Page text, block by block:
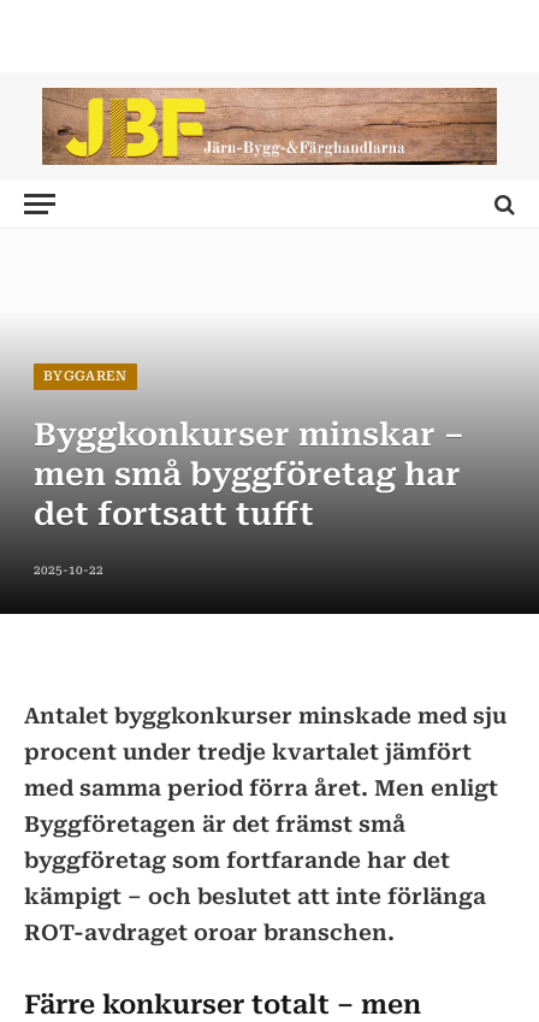
BYGGAREN
Byggkonkurser minskar –
men små byggföretag har
det fortsatt tufft
2025-10-22
Antalet byggkonkurser minskade med sju
procent under tredje kvartalet jämfört
med samma period förra året. Men enligt
Byggföretagen är det främst små
byggföretag som fortfarande har det
kämpigt – och beslutet att inte förlänga
ROT-avdraget oroar branschen.
Färre konkurser totalt – men